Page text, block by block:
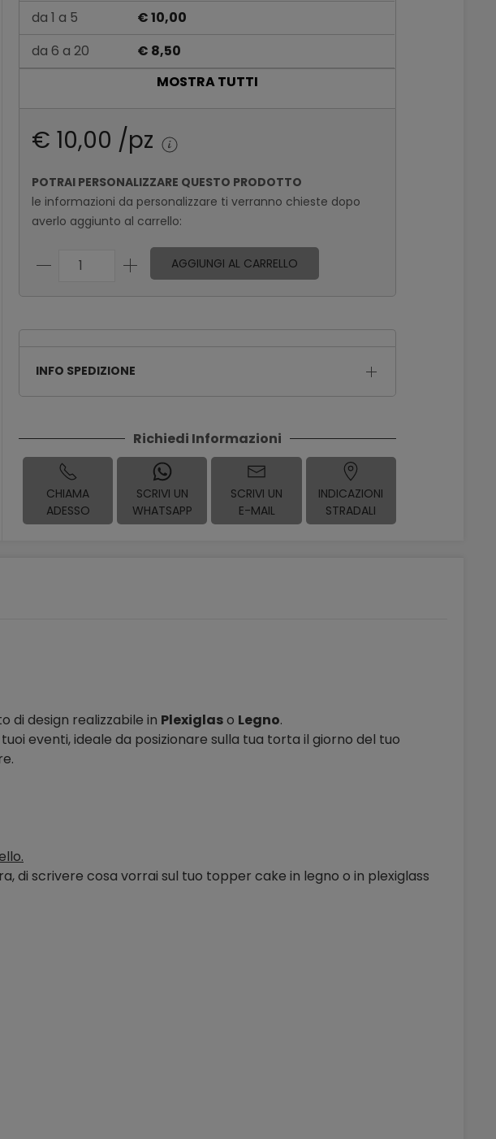
da 1 a 5
€ 10,00
da 6 a 20
€ 8,50
€ 7,10
MOSTRA TUTTI
€ 10,00 /pz
POTRAI PERSONALIZZARE QUESTO PRODOTTO
le informazioni da personalizzare ti verranno chieste dopo
averlo aggiunto al carrello:
AGGIUNGI AL CARRELLO
INFO SPEDIZIONE
Richiedi Informazioni
CHIAMA
ADESSO
SCRIVI UN
WHATSAPP
SCRIVI UN
E-MAIL
INDICAZIONI
STRADALI
di design realizzabile in Plexiglaso Legno.
eventi, ideale da posizionare sulla tua torta il giorno del tuo
di scrivere cosa vorrai sul tuo topper cake in legno o in plexiglass